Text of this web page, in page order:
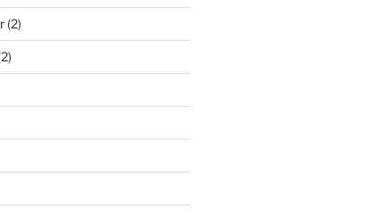
(2)